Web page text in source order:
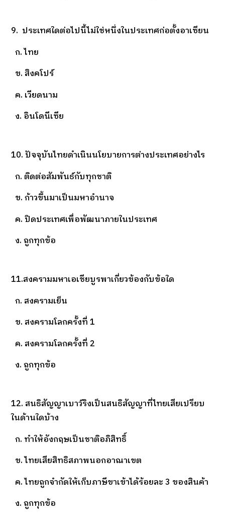
9. ประเทศใดต่อไปนี้ไม่ใช่หนึ่งในประเทศก่อตั้งอาเซียน
ก. ไทย
ข. สิงคโปร์
ค. เวียดนาม
ง. อินโดนีเซีย
10. ปัจจุบันไทยดำเนินนโยบายการต่างประเทศอย่างไร
ก. ติดต่อสัมพันธ์กับทุกชาติ
ข. ก้าวขึ้นมาเป็นมหาอำนาจ
ค. ปิดประเทศเพื่อพัฒนาภายในประเทศ
ง. ถูกทุกข้อ
11.สงครามมหาเอเชียบูรพาเกี่ยวข้องกับข้อใด
ก. สงครามเย็น
ข. สงครามโลกครั้งที่ 1
ค. สงครามโลกครั้งที่ 2
ง. ถูกทุกข้อ
12. สนธิสัญญาเบาว์ริงเป็นสนธิสัญญาที่ไทยเสียเปรียบ
ในด้านใดบ้าง
ก. ทำให้อังกฤษเป็นชาติอภิสิทธิ์
ข. ไทยเสียสิทธิสภาพนอกอาณาเขต
ค. ไทยถูกจำกัดให้เก็บภาษีขาเข้าได้ร้อยละ 3 ของสินค้า
ง. ถูกทุกข้อ